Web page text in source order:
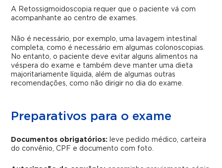
A Retossigmoidoscopia requer que o paciente vá com
acompanhante ao centro de exames.
Não é necessário, por exemplo, uma lavagem intestinal
completa, como é necessário em algumas colonoscopias.
No entanto, o paciente deve evitar alguns alimentos na
véspera do exame e também deve manter uma dieta
majoritariamente líquida, além de algumas outras
recomendações, como não dirigir no dia do exame.
Preparativos para o exame
Documentos obrigatórios:
leve pedido médico, carteira
do convênio, CPF e documento com foto.